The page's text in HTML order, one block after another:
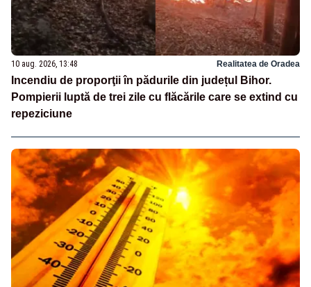
10 aug. 2026, 13:48 Realitatea de Oradea
Incendiu de proporţii în pădurile din județul Bihor.
Pompierii luptă de trei zile cu flăcările care se extind cu
repeziciune